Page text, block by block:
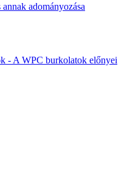
adományozása
- A WPC burkolatok előnyei